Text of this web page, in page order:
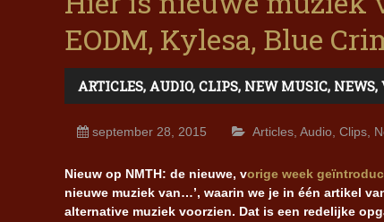
EODM, Kylesa, Blue
ARTICLES, AUDIO, CLIPS, NEW MUSIC, NEWS,
september 28, 2015 Articles Audio Clips
Nieuw op NMTH: de nieuwe, vorige week
nieuwe muziek van…’, waarin we je in één artikel
alternative muziek voorzien. Dat is een redelijke